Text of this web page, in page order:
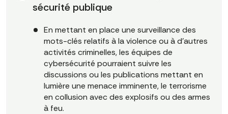
sécurité publique
En mettant en place une surveillance des
mots-clés relatifs à la violence ou à d'autres
activités criminelles, les équipes de
cybersécurité pourraient suivre les
discussions ou les publications mettant en
lumière une menace imminente, le terrorisme
en collusion avec des explosifs ou des armes
à feu.